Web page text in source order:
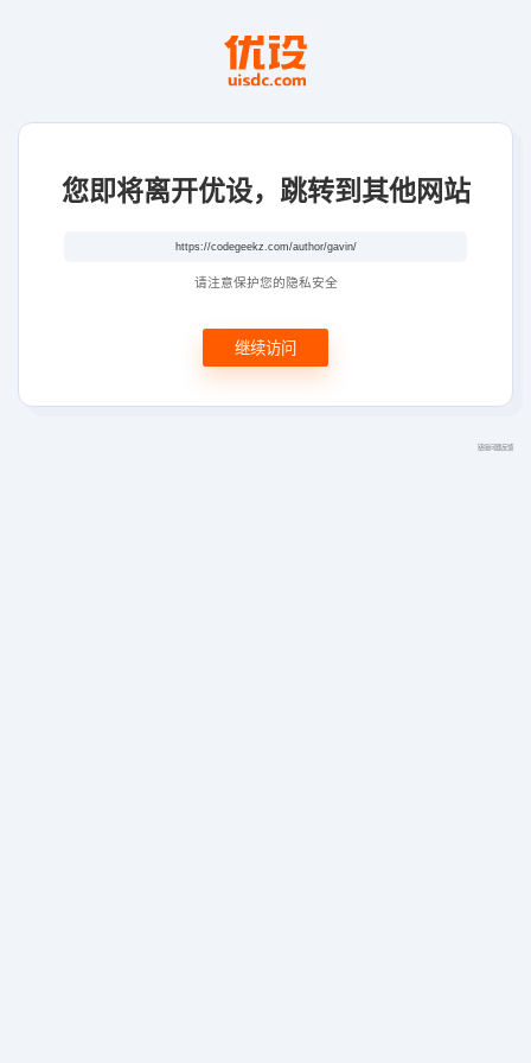
您即将离开优设，跳转到其他网站
请注意保护您的隐私安全
继续访问
链接问题反馈